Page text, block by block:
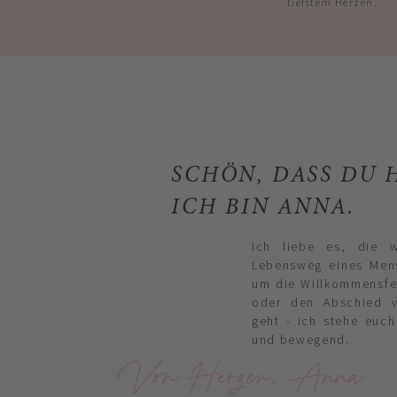
Ich liebe es, die
Lebensweg eines
um die
oder den Abschied
geht - ich stehe
und bewegend.
SCHÖN, DASS DU
ICH BIN ANNA.